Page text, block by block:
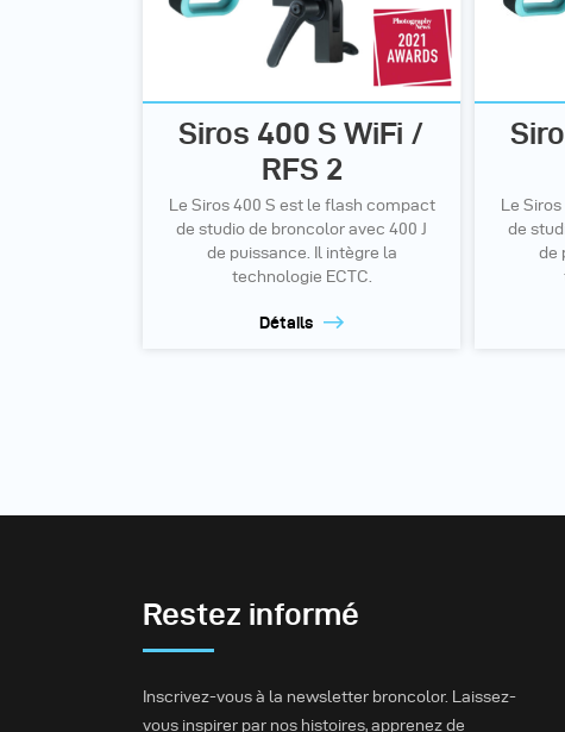
Siros 400 S WiFi /
RFS 2
Le Siros 400 S est le flash compact
de studio de broncolor avec 400 J
de puissance. Il intègre la
technologie ECTC.
Détails
Le
de
de
Restez informé
Inscrivez-vous à la newsletter broncolor. Laissez-
vous inspirer par nos histoires, apprenez de